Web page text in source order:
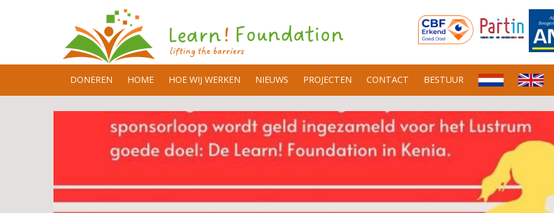
DONEREN HOME HOE WIJ WERKEN NIEUWS PROJECTEN CONTACT BESTUUR